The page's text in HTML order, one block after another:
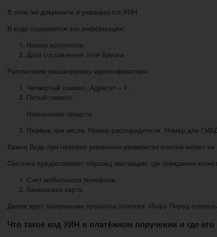
В этом же документе и указывается УИН.
В коде содержится эта информация:
Номер протокола.
Дата составления этой бумаги.
Рассмотрим расшифровку идентификатора:
Четвертый символ. Адресат – 1.
Пятый символ.
Назначение средств.
Первые три числа. Номер распорядителя. Номер для
Важно Ведь при неверно указанных реквизитах платеж может
Система предоставляет образец квитанции, где гражданин
Счет мобильного телефона.
Банковская карта.
Далее идет завершение процесса платежа. Инфо Перед
Что такое код УИН в платёжном поручении и где его